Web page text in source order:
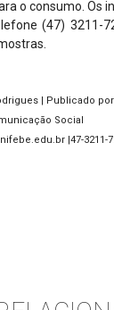
o consumo. Os
(47) 3211-
| Publicado
Social
|47-3211-